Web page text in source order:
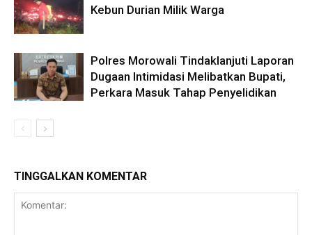
Kebun Durian Milik Warga
Polres Morowali Tindaklanjuti Laporan
Dugaan Intimidasi Melibatkan Bupati,
Perkara Masuk Tahap Penyelidikan
TINGGALKAN KOMENTAR